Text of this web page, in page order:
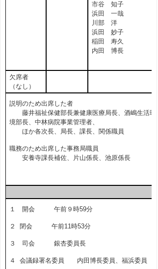
市谷 知子
浜田 一哉
川部 洋
浜田 妙子
稲田 寿久
内田 博長
欠席者
（なし）
説明のため出席した者
藤井福祉保健部長兼健康医療局長、酒嶋生活環
境部長、中林病院事業管理者、
ほか各次長、局長、課長、関係職員
職務のため出席した事務局職員
安養寺課長補佐、片山係長、池原係長
１ 開会 午前９時59分
２ 閉会 午前11時53分
３ 司会 銀杏委員長
４ 会議録署名委員 内田博長委員、福浜委員